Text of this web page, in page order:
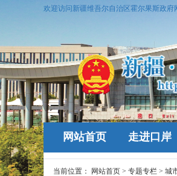
欢迎访问新疆维吾尔自治区霍尔果斯政府
网站首页 走进口岸
当前位置： 网站首页 > 专题专栏 > 城